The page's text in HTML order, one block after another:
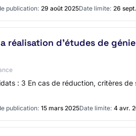
publication: 29 août 2025Date limite: 26
réalisation d'études de
: 3 En cas de réduction, critères
publication: 15 mars 2025Date limite: 4 avr.